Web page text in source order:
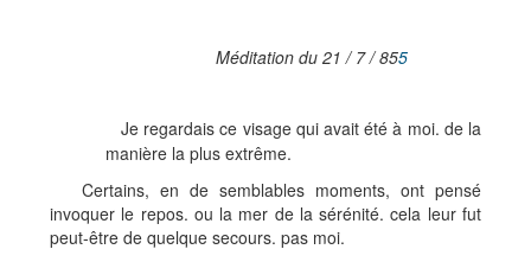
Méditation du 21 / 7 / 855
Je regardais ce visage qui avait été à moi. de la
manière la plus extrême.
Certains, en de semblables moments, ont pensé
invoquer le repos. ou la mer de la sérénité. cela leur fut
peut-être de quelque secours. pas moi.